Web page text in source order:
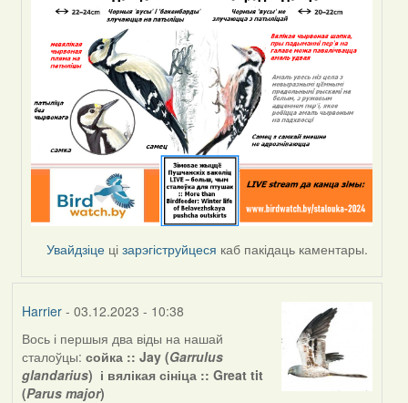
Peregrinus
Увайдзіце цізарэгіструйцеся каб пакідаць каментары.
Harrier- 03.12.2023 - 10:38
Вось і першыя два віды на нашай
сталоўцы: сойка :: Jay (Garrulus
glandarius) і вялікая сініца :: Great tit
(Parus major)